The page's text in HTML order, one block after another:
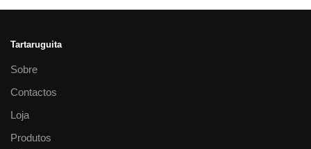
Tartaruguita
Sobre
Contactos
Loja
Produtos